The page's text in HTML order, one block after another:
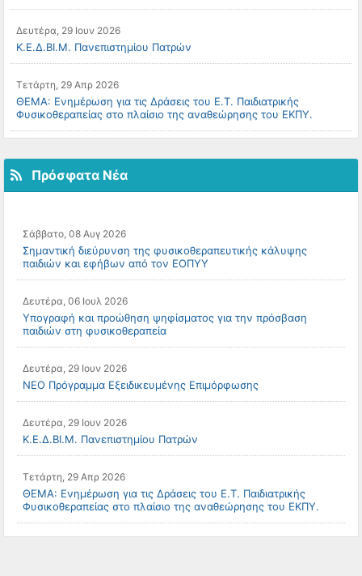
Δευτέρα, 29 Ιουν 2026
Κ.Ε.Δ.ΒΙ.Μ. Πανεπιστημίου Πατρών
Τετάρτη, 29 Απρ 2026
ΘΕΜΑ: Ενημέρωση για τις Δράσεις του Ε.Τ. Παιδιατρικής
Φυσικοθεραπείας στο πλαίσιο της αναθεώρησης του ΕΚΠΥ.
Πρόσφατα Νέα
Σάββατο, 08 Αυγ 2026
Σημαντική διεύρυνση της φυσικοθεραπευτικής κάλυψης
παιδιών και εφήβων από τον ΕΟΠΥΥ
Δευτέρα, 06 Ιουλ 2026
Υπογραφή και προώθηση ψηφίσματος για την πρόσβαση
παιδιών στη φυσικοθεραπεία
Δευτέρα, 29 Ιουν 2026
ΝΕΟ Πρόγραμμα Εξειδικευμένης Επιμόρφωσης
Δευτέρα, 29 Ιουν 2026
Κ.Ε.Δ.ΒΙ.Μ. Πανεπιστημίου Πατρών
Τετάρτη, 29 Απρ 2026
ΘΕΜΑ: Ενημέρωση για τις Δράσεις του Ε.Τ. Παιδιατρικής
Φυσικοθεραπείας στο πλαίσιο της αναθεώρησης του ΕΚΠΥ.